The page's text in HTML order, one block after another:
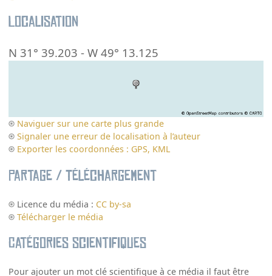
Localisation
N 31° 39.203 -W 49° 13.125
Naviguer sur une carte plus grande
Signaler une erreur de localisation à l’auteur
Exporter les coordonnées : GPS, KML
Partage / Téléchargement
Licence du média : CC by-sa
Télécharger le média
Catégories scientifiques
Pour ajouter un mot clé scientifique à ce média il faut être